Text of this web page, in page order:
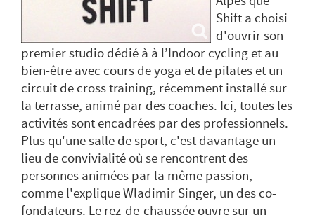
Shift a choisi
d'ouvrir son
premier studio dédié à à l’Indoor cycling et au
bien-être avec cours de yoga et de pilates et un
circuit de cross training, récemment installé sur
la terrasse, animé par des coaches. Ici, toutes les
activités sont encadrées par des professionnels.
Plus qu'une salle de sport, c'est davantage un
lieu de convivialité où se rencontrent des
personnes animées par la même passion,
comme l'explique Wladimir Singer, un des co-
fondateurs. Le rez-de-chaussée ouvre sur un